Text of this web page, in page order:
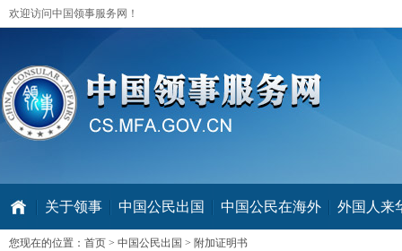
欢迎访问中国领事服务网！
关于领事 中国公民出国 中国公民在海外 外国人来
您现在的位置： 首页 > 中国公民出国 > 附加证明书